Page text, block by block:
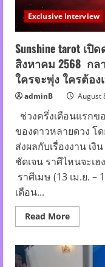
ถ่ายทอด
องค์
ความ
สร้าง
ผู้นำ
ยุค
ใหม่
สู่
ความ
ยั่งยืน
Exclusive Interview
Sunshine tarot เปิ
สิงหาคม 2568 กล
ใครจะพุ่ง ใครต้อง
adminB August
ช่วงครึ่งเดือนแรกข
ของดาวหลายดวง โ
ส่งผลกับเรื่องงาน เ
ชัดเจน ราศีไหนจะเ
ราศีเมษ (13 เม.ย. –
เดือน...
Read MoreRead
more
tarot